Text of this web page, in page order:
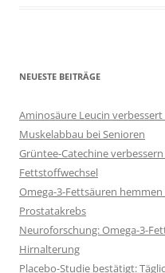
NEUESTE BEITRÄGE
Aminosäure Leucin
Muskelabbau bei Senioren
Grüntee-Catechine
Fettstoffwechsel
Omega-3-Fettsäuren
Prostatakrebs
Neuroforschung: Omega-3-
Hirnalterung
Placebo-Studie bestätigt: